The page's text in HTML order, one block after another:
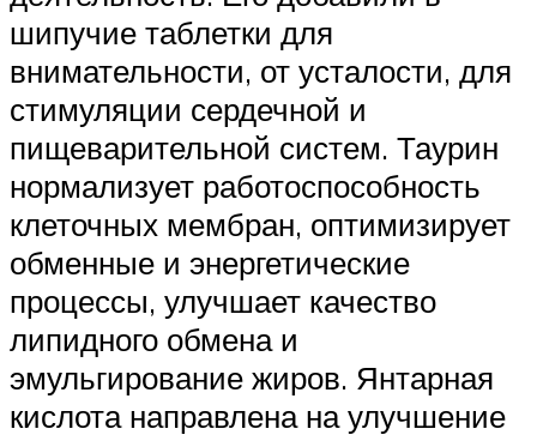
шипучие таблетки для
внимательности, от усталости, для
стимуляции сердечной и
пищеварительной систем. Таурин
нормализует работоспособность
клеточных мембран, оптимизирует
обменные и энергетические
процессы, улучшает качество
липидного обмена и
эмульгирование жиров. Янтарная
кислота направлена на улучшение